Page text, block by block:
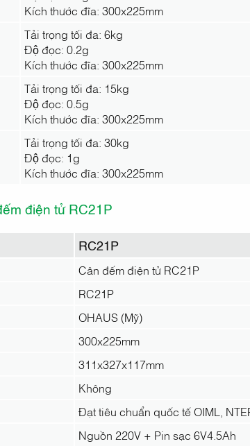
Kích thước đĩa: 300x225mm
Tải trọng tối đa: 6kg
Độ đọc: 0.2g
Kích thước đĩa: 300x225mm
Tải trọng tối đa: 15kg
Độ đọc: 0.5g
Kích thước đĩa: 300x225mm
Tải trọng tối đa: 30kg
Độ đọc: 1g
Kích thước đĩa: 300x225mm
điện tử RC21P
RC21P
Cân đếm điện tử RC21P
RC21P
OHAUS (Mỹ)
300x225mm
311x327x117mm
Không
Đạt tiêu chuẩn quốc tế OIML,
Nguồn 220V + Pin sạc 6V4.5Ah